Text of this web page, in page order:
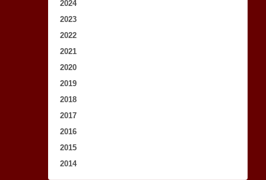
2024
2023
2022
2021
2020
2019
2018
2017
2016
2015
2014